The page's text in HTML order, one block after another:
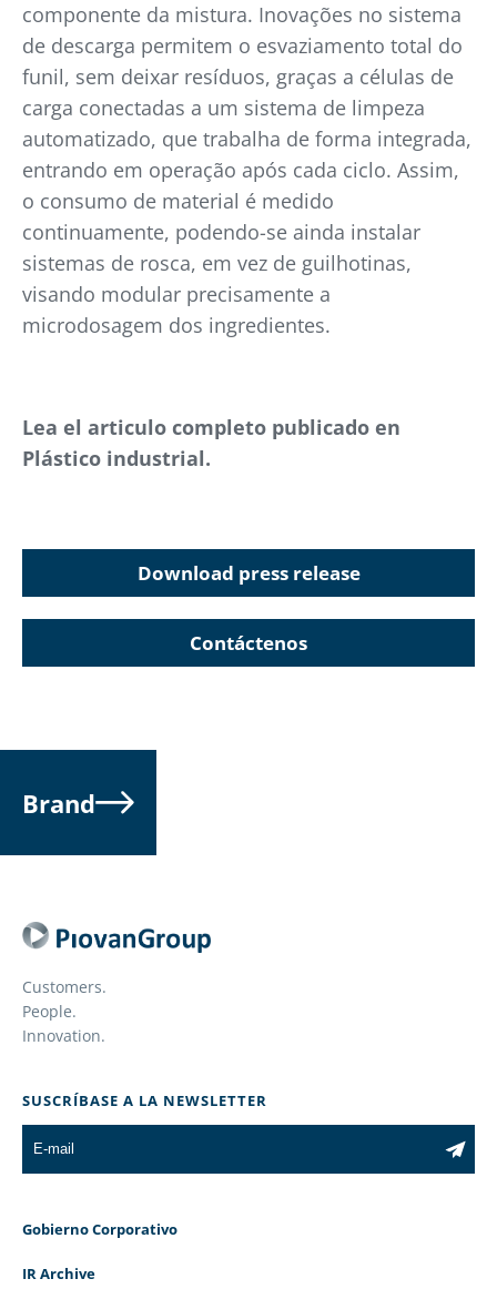
componente da mistura. Inovações no sistema
de descarga permitem o esvaziamento total do
funil, sem deixar resíduos, graças a células de
carga conectadas a um sistema de limpeza
automatizado, que trabalha de forma integrada,
entrando em operação após cada ciclo. Assim,
o consumo de material é medido
continuamente, podendo-se ainda instalar
sistemas de rosca, em vez de guilhotinas,
visando modular precisamente a
microdosagem dos ingredientes.
Lea el articulo completo publicado en
Plástico industrial.
Download press release
Contáctenos
Brand
Customers.
People.
Innovation.
SUSCRÍBASE A LA NEWSLETTER
Gobierno Corporativo
IR Archive